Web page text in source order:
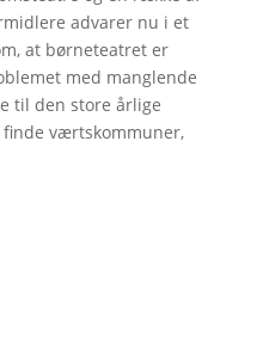
advarer nu i et
at børneteatret er
med manglende
til den store årlige
værtskommuner,